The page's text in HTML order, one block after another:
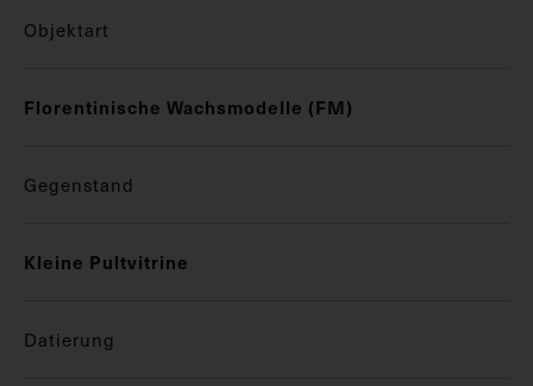
Objektart
Florentinische Wachsmodelle (FM)
Gegenstand
Kleine Pultvitrine
Datierung